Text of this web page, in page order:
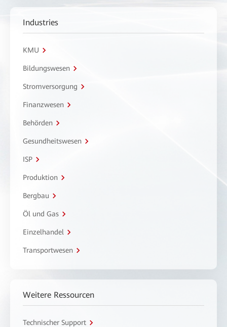
Industries
KMU
Bildungswesen
Stromversorgung
Finanzwesen
Behörden
Gesundheitswesen
ISP
Produktion
Bergbau
Öl und Gas
Einzelhandel
Transportwesen
Weitere Ressourcen
Technischer Support